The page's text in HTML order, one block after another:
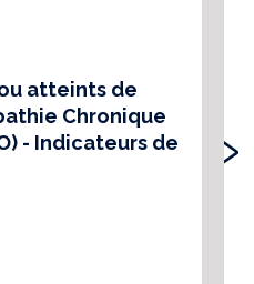
atteints de
Chronique
- Indicateurs de
›